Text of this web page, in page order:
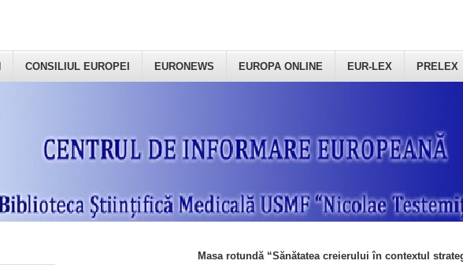
CONSILIUL EUROPEI EURONEWS EUROPA ONLINE EUR-LEX PRELEX
Masa rotundă “Sănătatea creierului în contextul